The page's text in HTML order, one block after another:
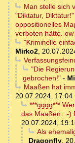
Man stelle sich
"Diktatur,
oppositionelles
verboten hätte.
"Kriminelle
Mirko2,
"Die
gebrochen!" -
Maaßen hat
20.07.2024, 17:04
***gggg***
das Maaßen. :-)
20.07.2024,
Als
Dragonfly,